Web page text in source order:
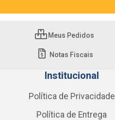
Meus Pedidos
Notas Fiscais
Institucional
Política de Privacidade
Política de Entrega